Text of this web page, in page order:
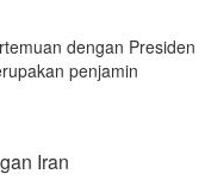
dengan Presiden
penjamin
Iran